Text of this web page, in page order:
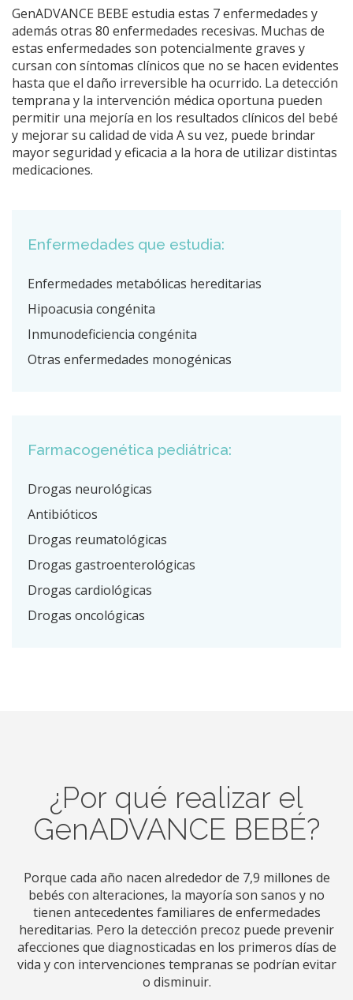
GenADVANCE BEBE estudia estas 7 enfermedades y
además otras 80 enfermedades recesivas. Muchas de
estas enfermedades son potencialmente graves y
cursan con síntomas clínicos que no se hacen evidentes
hasta que el daño irreversible ha ocurrido. La detección
temprana y la intervención médica oportuna pueden
permitir una mejoría en los resultados clínicos del bebé
y mejorar su calidad de vida A su vez, puede brindar
mayor seguridad y eficacia a la hora de utilizar distintas
medicaciones.
Enfermedades que estudia:
Enfermedades metabólicas hereditarias
Hipoacusia congénita
Inmunodeficiencia congénita
Otras enfermedades monogénicas
Farmacogenética pediátrica:
Drogas neurológicas
Antibióticos
Drogas reumatológicas
Drogas gastroenterológicas
Drogas cardiológicas
Drogas oncológicas
¿Por qué realizar el
GenADVANCE BEBÉ?
Porque cada año nacen alrededor de 7,9 millones de
bebés con alteraciones, la mayoría son sanos y no
tienen antecedentes familiares de enfermedades
hereditarias. Pero la detección precoz puede prevenir
afecciones que diagnosticadas en los primeros días de
vida y con intervenciones tempranas se podrían evitar
o disminuir.